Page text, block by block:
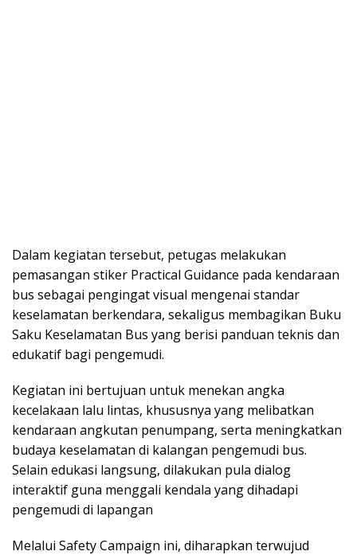
Dalam kegiatan tersebut, petugas melakukan
pemasangan stiker Practical Guidance pada kendaraan
bus sebagai pengingat visual mengenai standar
keselamatan berkendara, sekaligus membagikan Buku
Saku Keselamatan Bus yang berisi panduan teknis dan
edukatif bagi pengemudi.
Kegiatan ini bertujuan untuk menekan angka
kecelakaan lalu lintas, khususnya yang melibatkan
kendaraan angkutan penumpang, serta meningkatkan
budaya keselamatan di kalangan pengemudi bus.
Selain edukasi langsung, dilakukan pula dialog
interaktif guna menggali kendala yang dihadapi
pengemudi di lapangan
Melalui Safety Campaign ini, diharapkan terwujud